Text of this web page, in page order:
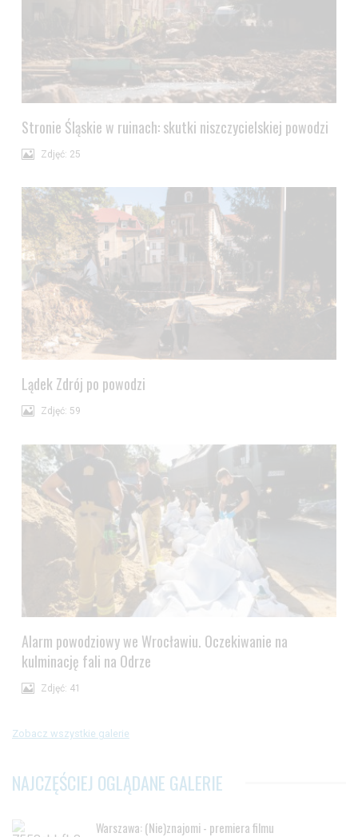
Stronie Śląskie w ruinach: skutki niszczycielskiej powodzi
Zdjęć: 25
Lądek Zdrój po powodzi
Zdjęć: 59
Alarm powodziowy we Wrocławiu. Oczekiwanie na
kulminację fali na Odrze
Zdjęć: 41
Zobacz wszystkie galerie
NAJCZĘŚCIEJ OGLĄDANE GALERIE
Warszawa: (Nie)znajomi - premiera filmu